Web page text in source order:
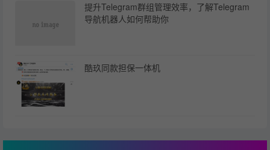
提升Telegram群组管理效率，了解Telegram
导航机器人如何帮助你
酷玖同款担保一体机